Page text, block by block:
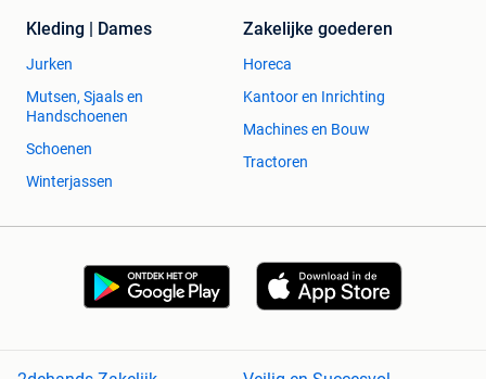
Kleding | Dames
Jurken
Mutsen, Sjaals en
Handschoenen
Schoenen
Winterjassen
Zakelijke goederen
Horeca
Kantoor en Inrichting
Machines en Bouw
Tractoren